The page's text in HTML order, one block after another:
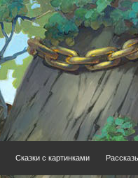
Сказки с картинками